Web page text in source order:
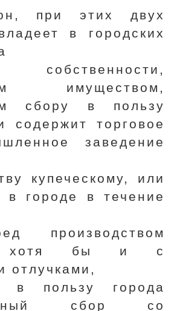
при этих двух
в городских
имуществом,
сбору в пользу
содержит торговое
заведение
купеческому, или
городе в течение
производством
хотя бы и с
отлучками,
в пользу города
сбор со